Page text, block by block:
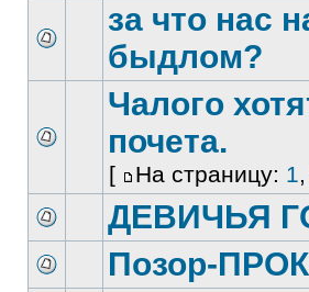
за что нас
быдлом?
Чалого
почета.
[ На страницу: 1,
ДЕВИЧЬЯ
Позор-